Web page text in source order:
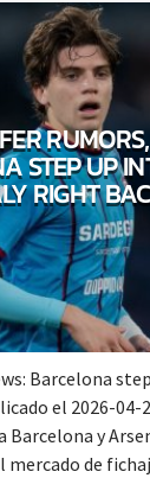
STEP UP
RIGHT
Barcelona
el 2026-04-
Barcelona y
mercado de